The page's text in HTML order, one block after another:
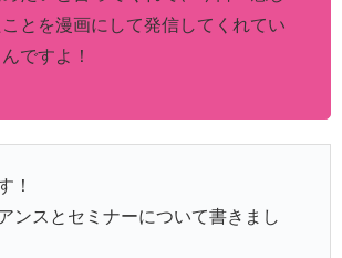
ことを漫画にして発信してくれてい
ですよ！
！
ンスとセミナーについて書きまし